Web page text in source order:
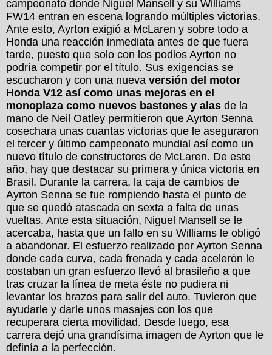
campeonato donde Niguel Mansell y su Williams
FW14 entran en escena logrando múltiples victorias.
Ante esto, Ayrton exigió a McLaren y sobre todo a
Honda una reacción inmediata antes de que fuera
tarde, puesto que solo con los podios Ayrton no
podría competir por el título. Sus exigencias se
escucharon y con una nueva versión del motor
Honda V12 así como unas mejoras en el
monoplaza como nuevos bastones y alas de la
mano de Neil Oatley permitieron que Ayrton Senna
cosechara unas cuantas victorias que le aseguraron
el tercer y último campeonato mundial así como un
nuevo título de constructores de McLaren. De este
año, hay que destacar su primera y única victoria en
Brasil. Durante la carrera, la caja de cambios de
Ayrton Senna se fue rompiendo hasta el punto de
que se quedó atascada en sexta a falta de unas
vueltas. Ante esta situación, Niguel Mansell se le
acercaba, hasta que un fallo en su Williams le obligó
a abandonar. El esfuerzo realizado por Ayrton Senna
donde cada curva, cada frenada y cada acelerón le
costaban un gran esfuerzo llevó al brasileño a que
tras cruzar la línea de meta éste no pudiera ni
levantar los brazos para salir del auto. Tuvieron que
ayudarle y darle unos masajes con los que
recuperara cierta movilidad. Desde luego, esa
carrera dejó una grandísima imagen de Ayrton que le
definía a la perfección.